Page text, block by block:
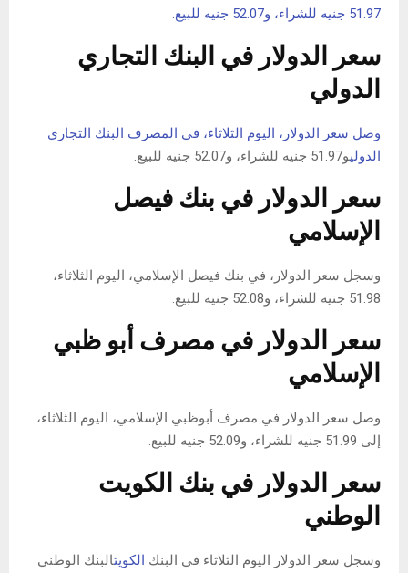
51.97 جنيه للشراء، و52.07 جنيه للبيع.
سعر الدولار في البنك التجاري
الدولي
وصل سعر الدولار، اليوم الثلاثاء، في المصرف البنك التجاري
الدوليو51.97 جنيه للشراء، و52.07 جنيه للبيع.
سعر الدولار في بنك فيصل
الإسلامي
وسجل سعر الدولار، في بنك فيصل الإسلامي، اليوم الثلاثاء،
51.98 جنيه للشراء، و52.08 جنيه للبيع.
سعر الدولار في مصرف أبو ظبي
الإسلامي
وصل سعر الدولار في مصرف أبوظبي الإسلامي، اليوم الثلاثاء،
إلى 51.99 جنيه للشراء، و52.09 جنيه للبيع.
سعر الدولار في بنك الكويت
الوطني
وسجل سعر الدولار اليوم الثلاثاء في البنك الكويتالبنك الوطني